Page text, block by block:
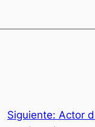
Siguiente: Actor